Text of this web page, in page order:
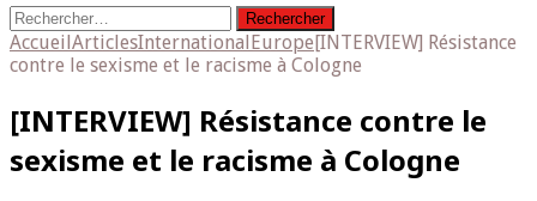
Rechercher :
AccueilArticlesInternationalEurope[INTERVIEW] Résistance
contre le sexisme et le racisme à Cologne
[INTERVIEW] Résistance contre le
sexisme et le racisme à Cologne